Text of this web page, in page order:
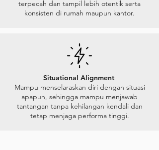
terpecah dan tampil lebih otentik serta
konsisten di rumah maupun kantor.
Situational Alignment
Mampu menselaraskan diri dengan situasi
apapun, sehingga mampu menjawab
tantangan tanpa kehilangan kendali dan
tetap menjaga performa tinggi.